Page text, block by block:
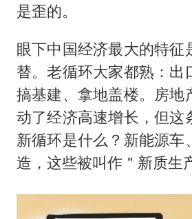
是歪的。
眼下中国经济最大的特征
替。老循环大家都熟：出
搞基建、拿地盖楼。房地
动了经济高速增长，但这
新循环是什么？新能源车
造，这些被叫作＂新质生